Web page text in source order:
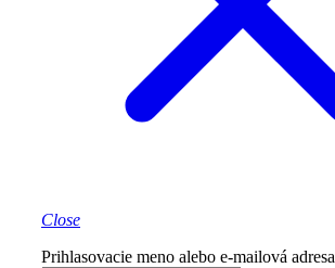
Close
Prihlasovacie meno alebo e-mailová adresa